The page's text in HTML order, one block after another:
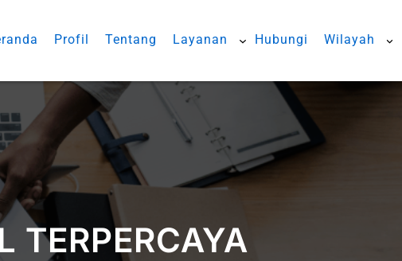
Profil Tentang Layanan Hubungi Wilayah
TERPERCAYA